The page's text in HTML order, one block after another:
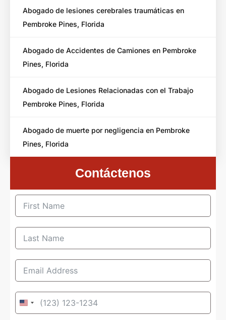
Abogado de lesiones cerebrales traumáticas en
Pembroke Pines, Florida
Abogado de Accidentes de Camiones en Pembroke
Pines, Florida
Abogado de Lesiones Relacionadas con el Trabajo
Pembroke Pines, Florida
Abogado de muerte por negligencia en Pembroke
Pines, Florida
Contáctenos
United